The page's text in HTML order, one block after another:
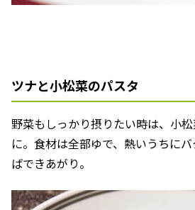
ツナと小松菜のパスタ
野菜もしっかり摂りたい時は、小
に。食材は全部ゆで、熱いうちに
ばできあがり。